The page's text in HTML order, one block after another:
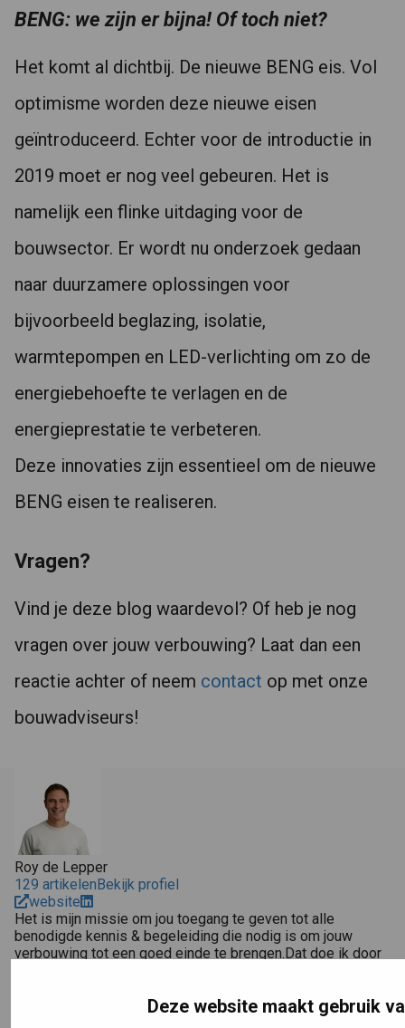
Deze website maakt gebruik
BENG: we zijn er bijna! Of toch niet?
Het komt al dichtbij. De nieuwe BENG eis. Vol
optimisme worden deze nieuwe eisen
geïntroduceerd. Echter voor de introductie in
2019 moet er nog veel gebeuren. Het is
namelijk een flinke uitdaging voor de
bouwsector. Er wordt nu onderzoek gedaan
naar duurzamere oplossingen voor
bijvoorbeeld beglazing, isolatie,
warmtepompen en LED-verlichting om zo de
energiebehoefte te verlagen en de
energieprestatie te verbeteren.
Deze innovaties zijn essentieel om de nieuwe
BENG eisen te realiseren.
Vragen?
Vind je deze blog waardevol? Of heb je nog
vragen over jouw verbouwing? Laat dan een
reactie achter of neem contact op met onze
bouwadviseurs!
Roy de Lepper
129 artikelen Bekijk profiel
website
Het is mijn missie om jou toegang te geven tot alle
benodigde kennis & begeleiding die nodig is om jouw
verbouwing tot een goed einde te brengen.Dat doe ik door
Verbouwexpert in 1 uur.Zo hoop ik de bouwwereld een